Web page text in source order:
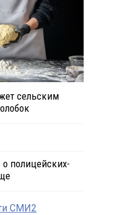
сельским
полицейских-
СМИ2